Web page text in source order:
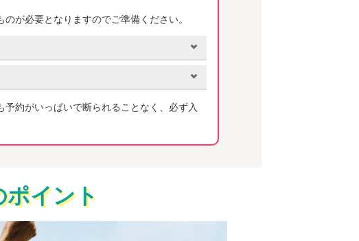
が必要となりますのでご準備ください。
約がいっぱいで断られることなく、必ず入
ポイント